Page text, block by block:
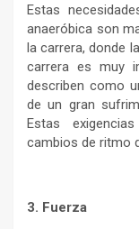
Estas
anaeróbica son
la carrera, donde
carrera es muy
describen como
de un gran
Estas
cambios de ritmo
3. Fuerza